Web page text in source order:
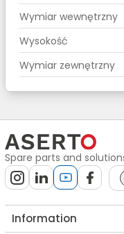
Wymiar wewnętrzny
Wysokość
Wymiar zewnętrzny
Spare parts and
Information